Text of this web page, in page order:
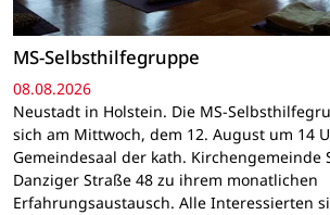
MS-Selbsthilfegruppe
08.08.2026
Neustadt in Holstein. Die MS-
sich am Mittwoch, dem 12. August um 14
Gemeindesaal der kath. Kirchengemeinde
Danziger Straße 48 zu ihrem monatlichen
Erfahrungsaustausch. Alle Interessierten